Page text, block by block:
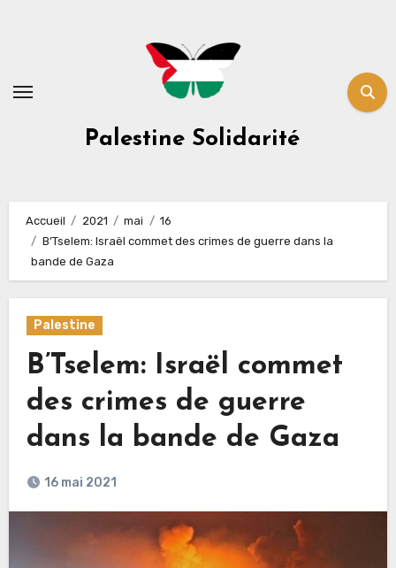
Palestine Solidarité
Accueil 2021 mai
16
B’Tselem: Israël commet des crimes de guerre dans la
bande de Gaza
Palestine
B’Tselem: Israël commet
des crimes de guerre
dans la bande de Gaza
16 mai 2021